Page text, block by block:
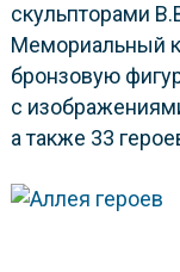
скульпторами
Мемориальный
бронзовую
с
а также 33